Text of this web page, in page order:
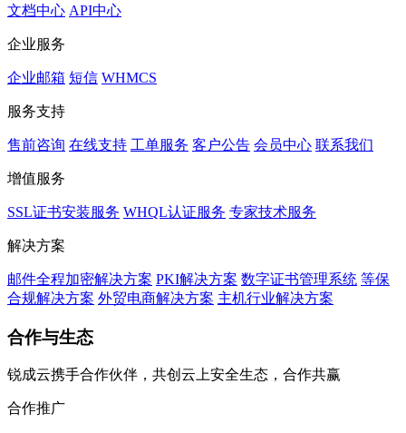
文档中心 API中心
企业服务
企业邮箱 短信 WHMCS
服务支持
售前咨询 在线支持 工单服务 客户公告 会员中心 联系我们
增值服务
SSL证书安装服务 WHQL认证服务 专家技术服务
解决方案
邮件全程加密解决方案 PKI解决方案 数字证书管理系统 等保
合规解决方案 外贸电商解决方案 主机行业解决方案
合作与生态
锐成云携手合作伙伴，共创云上安全生态，合作共赢
合作推广